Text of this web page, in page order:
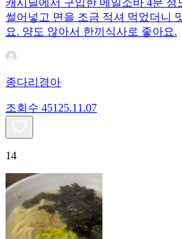
캐시딜에서 구입한 메일소바 4분 정
썰어넣고 면을 조금 적셔 먹었더니
요. 양도 않아서 한끼식사로 좋아요.
종다리경아
조회수 451 25.11.07
14